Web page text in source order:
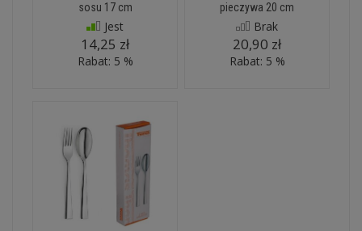
sosu 17 cm
Jest
14,25 zł
Rabat: 5 %
pieczywa 20 cm
Brak
20,90 zł
Rabat: 5 %